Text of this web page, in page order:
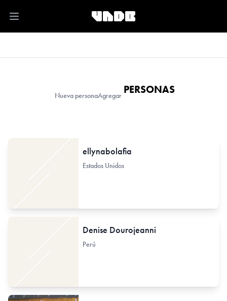
Open main menu
Nueva personaAgregar PERSONAS
ellynabolafia
Estados Unidos
Denise Dourojeanni
Perú